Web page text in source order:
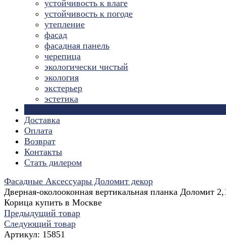
устойчивость к влаге
устойчивость к погоде
утепление
фасад
фасадная панель
черепица
экологически чистый
экология
экстерьер
эстетика
Доставка
Оплата
Возврат
Контакты
Стать дилером
Фасадные Аксессуары Доломит декор
Дверная-околооконная вертикальная планка Доломит
Корица купить в Москве
Предыдущий товар
Следующий товар
Артикул: 15851